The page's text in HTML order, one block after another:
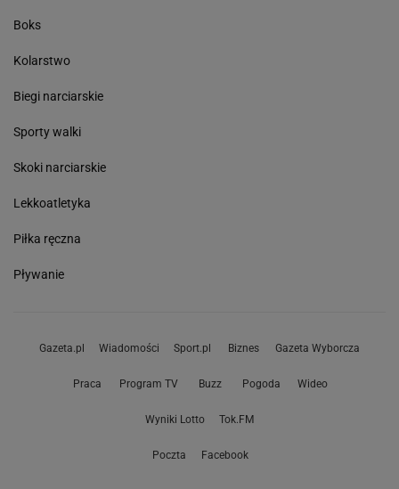
Boks
Kolarstwo
Biegi narciarskie
Sporty walki
Skoki narciarskie
Lekkoatletyka
Piłka ręczna
Pływanie
Gazeta.pl Wiadomości Sport.pl Biznes Gazeta Wyborcza
Praca Program TV Buzz Pogoda Wideo
Wyniki Lotto Tok.FM
Poczta Facebook